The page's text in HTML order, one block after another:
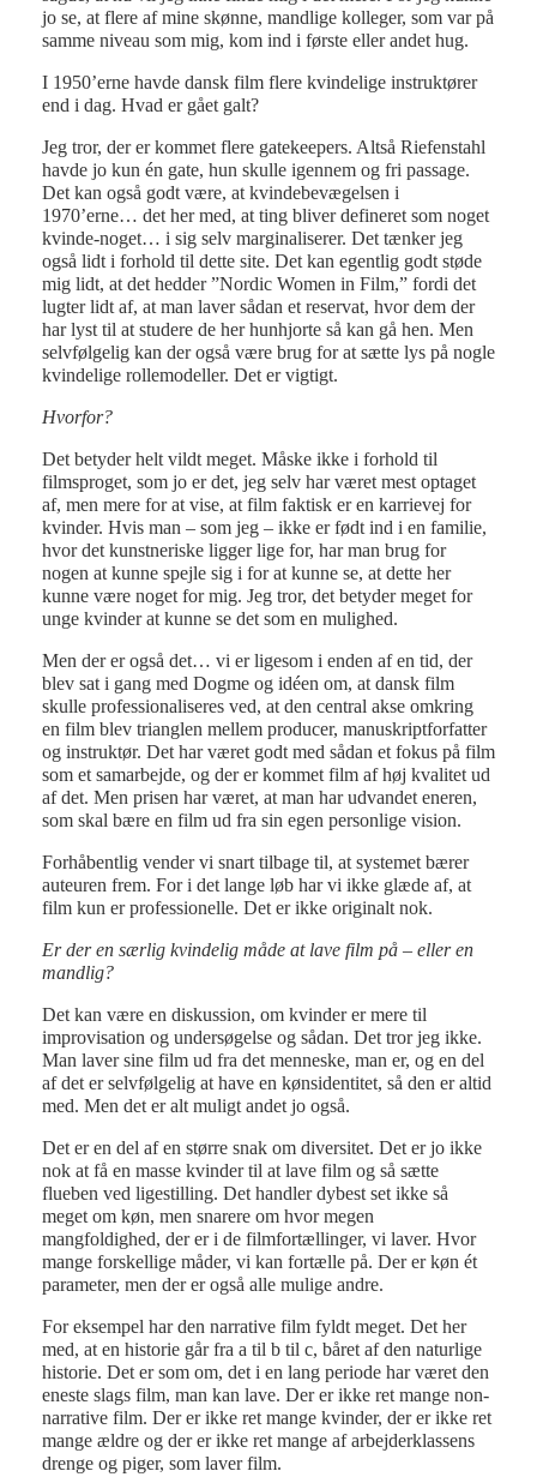
jo se, at flere af mine skønne, mandlige kolleger, som var på
samme niveau som mig, kom ind i første eller andet hug.
I 1950’erne havde dansk film flere kvindelige instruktører
end i dag. Hvad er gået galt?
Jeg tror, der er kommet flere gatekeepers. Altså Riefenstahl
havde jo kun én gate, hun skulle igennem og fri passage.
Det kan også godt være, at kvindebevægelsen i
1970’erne… det her med, at ting bliver defineret som noget
kvinde-noget… i sig selv marginaliserer. Det tænker jeg
også lidt i forhold til dette site. Det kan egentlig godt støde
mig lidt, at det hedder ”Nordic Women in Film,” fordi det
lugter lidt af, at man laver sådan et reservat, hvor dem der
har lyst til at studere de her hunhjorte så kan gå hen. Men
selvfølgelig kan der også være brug for at sætte lys på nogle
kvindelige rollemodeller. Det er vigtigt.
Hvorfor?
Det betyder helt vildt meget. Måske ikke i forhold til
filmsproget, som jo er det, jeg selv har været mest optaget
af, men mere for at vise, at film faktisk er en karrievej for
kvinder. Hvis man – som jeg – ikke er født ind i en familie,
hvor det kunstneriske ligger lige for, har man brug for
nogen at kunne spejle sig i for at kunne se, at dette her
kunne være noget for mig. Jeg tror, det betyder meget for
unge kvinder at kunne se det som en mulighed.
Men der er også det… vi er ligesom i enden af en tid, der
blev sat i gang med Dogme og idéen om, at dansk film
skulle professionaliseres ved, at den central akse omkring
en film blev trianglen mellem producer, manuskriptforfatter
og instruktør. Det har været godt med sådan et fokus på film
som et samarbejde, og der er kommet film af høj kvalitet ud
af det. Men prisen har været, at man har udvandet eneren,
som skal bære en film ud fra sin egen personlige vision.
Forhåbentlig vender vi snart tilbage til, at systemet bærer
auteuren frem. For i det lange løb har vi ikke glæde af, at
film kun er professionelle. Det er ikke originalt nok.
Er der en særlig kvindelig måde at lave film på – eller en
mandlig?
Det kan være en diskussion, om kvinder er mere til
improvisation og undersøgelse og sådan. Det tror jeg ikke.
Man laver sine film ud fra det menneske, man er, og en del
af det er selvfølgelig at have en kønsidentitet, så den er altid
med. Men det er alt muligt andet jo også.
Det er en del af en større snak om diversitet. Det er jo ikke
nok at få en masse kvinder til at lave film og så sætte
flueben ved ligestilling. Det handler dybest set ikke så
meget om køn, men snarere om hvor megen
mangfoldighed, der er i de filmfortællinger, vi laver. Hvor
mange forskellige måder, vi kan fortælle på. Der er køn ét
parameter, men der er også alle mulige andre.
For eksempel har den narrative film fyldt meget. Det her
med, at en historie går fra a til b til c, båret af den naturlige
historie. Det er som om, det i en lang periode har været den
eneste slags film, man kan lave. Der er ikke ret mange non-
narrative film. Der er ikke ret mange kvinder, der er ikke ret
mange ældre og der er ikke ret mange af arbejderklassens
drenge og piger, som laver film.